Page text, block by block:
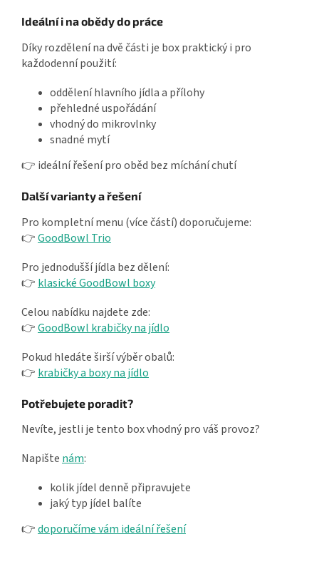
Ideální i na obědy do práce
Díky rozdělení na dvě části je box praktický i pro
každodenní použití:
oddělení hlavního jídla a přílohy
přehledné uspořádání
vhodný do mikrovlnky
snadné mytí
👉 ideální řešení pro oběd bez míchání chutí
Další varianty a řešení
Pro kompletní menu (více částí) doporučujeme:
👉GoodBowl Trio
Pro jednodušší jídla bez dělení:
👉 klasické GoodBowl boxy
Celou nabídku najdete zde:
👉GoodBowl krabičky na jídlo
Pokud hledáte širší výběr obalů:
👉 krabičky a boxy na jídlo
Potřebujete poradit?
Nevíte, jestli je tento box vhodný pro váš provoz?
Napište nám:
kolik jídel denně připravujete
jaký typ jídel balíte
👉doporučíme vám ideální řešení